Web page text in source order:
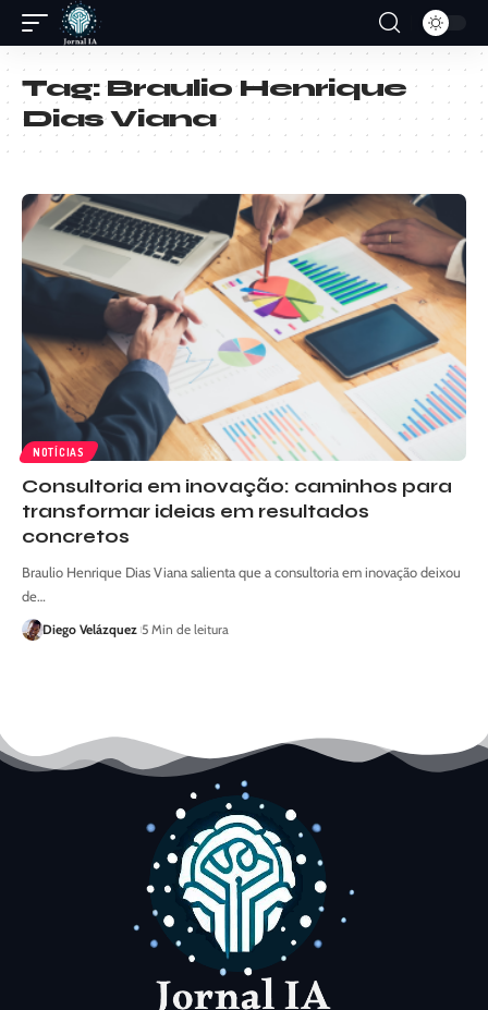
Tag:Braulio Henrique
Dias Viana
NOTÍCIAS
Consultoria em inovação: caminhos para
transformar ideias em resultados
concretos
Braulio Henrique Dias Viana salienta que a consultoria em inovação deixou
de…
Diego Velázquez 5 Min de leitura